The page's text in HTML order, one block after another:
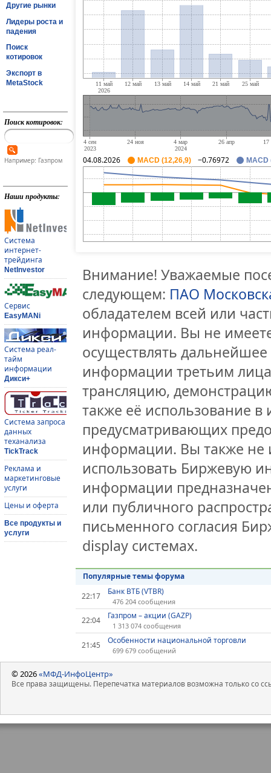
Другие рынки
Лидеры роста и
падения
Поиск
котировок
Экспорт в
MetaStock
Поиск котировок:
Например: Газпром
Наши продукты:
Система
интернет-
трейдинга
NetInvestor
Сервис
EasyMANi
Система реал-
тайм
информации
Дикси+
Система запроса
данных
теханализа
TickTrack
Реклама и
маркетинговые
услуги
Цены и оферта
Все продукты и
услуги
04.08.2026 MACD (12,26,9) −0.76972 MACD
Внимание! Уважаемые
следующем: ПАО
обладателем всей или
информации. Вы не
осуществлять
информации третьим
трансляцию,
также её использование
предусматривающих
информации. Вы также не
использовать Биржевую
информации
или публичного
письменного согласия
display системах.
Популярные темы форума
22:17
Банк ВТБ (VTBR)
476 204 сообщения
22:04 Газпром – акции (GAZP)
1 313 074 сообщения
21:45 Особенности национальной торговли
699 679 сообщений
© 2026«МФД-ИнфоЦентр»
Все права защищены. Перепечатка материалов возможна только со